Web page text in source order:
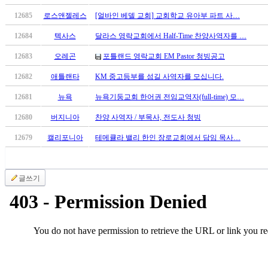
야
우
비
아
탑-
릴
지
입
발
기
12685 로스앤젤레스 [얼바인 베델 교회] 교회학교 유아부 파트 사…
12684 텍사스 달라스 영락교회에서 Half-Time 찬양사역자를 …
12683 오레곤 포틀랜드 영락교회 EM Pastor 청빙공고
12682 애틀랜타 KM 중고등부를 섬길 사역자를 모십니다.
12681 뉴욕 뉴욕기둥교회 한어권 전임교역자(full-time) 모…
12680 버지니아 찬양 사역자 / 부목사, 전도사 청빙
12679 캘리포니아 테메큘라 밸리 한인 장로교회에서 담임 목사…
글쓰기